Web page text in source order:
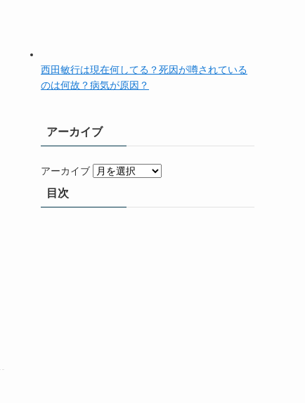
西田敏行は現在何してる？死因が噂されている
のは何故？病気が原因？
アーカイブ
アーカイブ
目次